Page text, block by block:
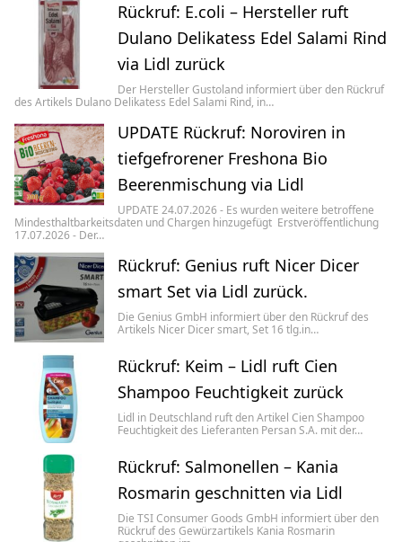
Rückruf: E.coli – Hersteller ruft
Dulano Delikatess Edel Salami Rind
via Lidl zurück
Der Hersteller Gustoland informiert über den Rückruf
des Artikels Dulano Delikatess Edel Salami Rind, in…
UPDATE Rückruf: Noroviren in
tiefgefrorener Freshona Bio
Beerenmischung via Lidl
UPDATE 24.07.2026 - Es wurden weitere betroffene
Mindesthaltbarkeitsdaten und Chargen hinzugefügt Erstveröffentlichung
17.07.2026 - Der…
Rückruf: Genius ruft Nicer Dicer
smart Set via Lidl zurück.
Die Genius GmbH informiert über den Rückruf des
Artikels Nicer Dicer smart, Set 16 tlg.in…
Rückruf: Keim – Lidl ruft Cien
Shampoo Feuchtigkeit zurück
Lidl in Deutschland ruft den Artikel Cien Shampoo
Feuchtigkeit des Lieferanten Persan S.A. mit der…
Rückruf: Salmonellen – Kania
Rosmarin geschnitten via Lidl
Die TSI Consumer Goods GmbH informiert über den
Rückruf des Gewürzartikels Kania Rosmarin